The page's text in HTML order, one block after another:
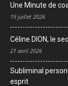
Une Minute de
19 juillet 2026
Céline DION, le
21 avril 2026
Subliminal
esprit